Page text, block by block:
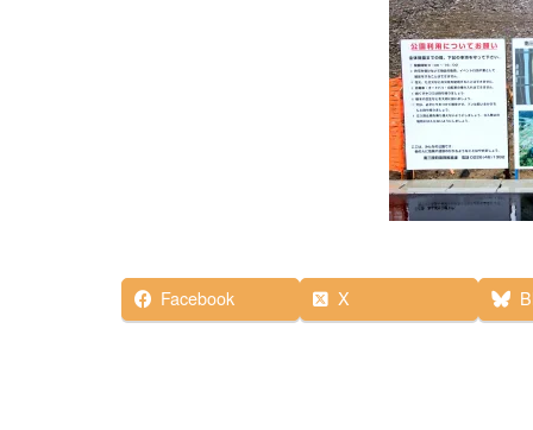
Facebook X